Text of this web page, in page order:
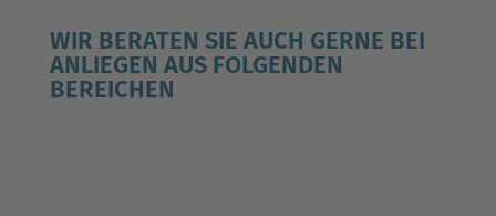
WIR BERATEN SIE AUCH GERNE BEI
ANLIEGEN AUS FOLGENDEN
BEREICHEN